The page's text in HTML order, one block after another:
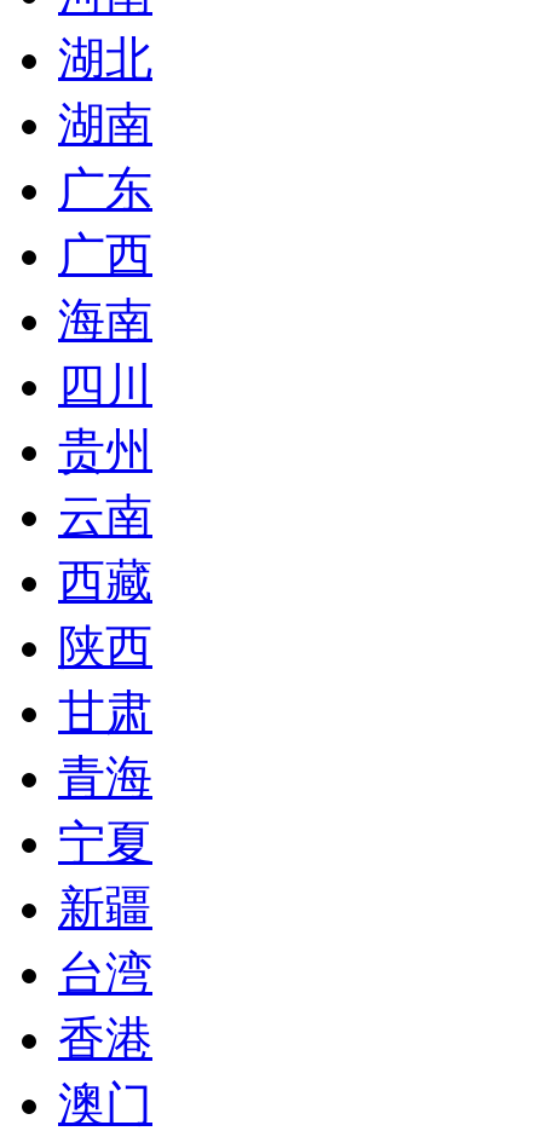
湖北
湖南
广东
广西
海南
四川
贵州
云南
西藏
陕西
甘肃
青海
宁夏
新疆
台湾
香港
澳门